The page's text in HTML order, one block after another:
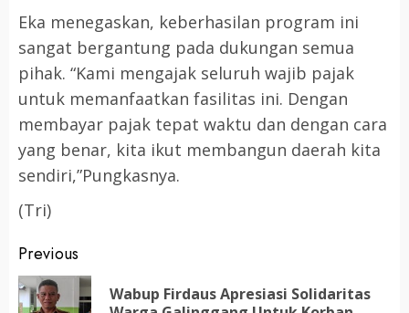
Eka menegaskan, keberhasilan program ini
sangat bergantung pada dukungan semua
pihak. “Kami mengajak seluruh wajib pajak
untuk memanfaatkan fasilitas ini. Dengan
membayar pajak tepat waktu dan dengan cara
yang benar, kita ikut membangun daerah kita
sendiri,”Pungkasnya.
(Tri)
Post
navigation
Previous
Wabup Firdaus Apresiasi Solidaritas